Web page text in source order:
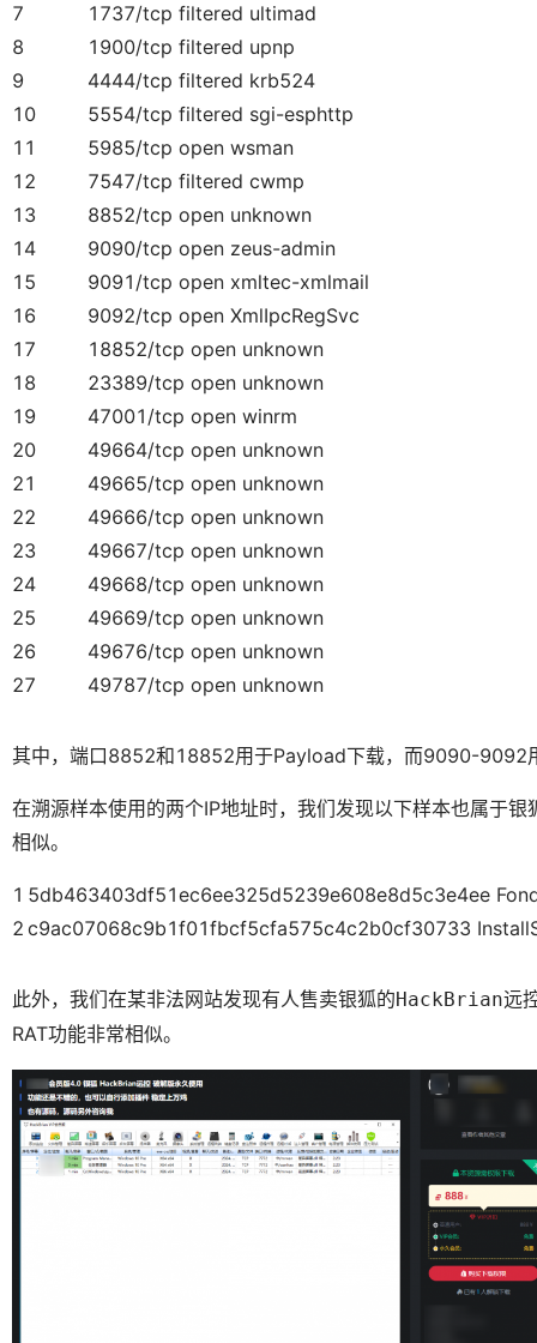
7
8
9
10
11
12
13
14
15
16
17
18
19
20
21
22
23
24
25
26
27
1737/tcp filtered ultimad
1900/tcp filtered upnp
4444/tcp filtered krb524
5554/tcp filtered sgi-esphttp
5985/tcp open wsman
7547/tcp filtered cwmp
8852/tcp open unknown
9090/tcp open zeus-admin
9091/tcp open xmltec-xmlmail
9092/tcp open XmlIpcRegSvc
18852/tcp open unknown
23389/tcp open unknown
47001/tcp open winrm
49664/tcp open unknown
49665/tcp open unknown
49666/tcp open unknown
49667/tcp open unknown
49668/tcp open unknown
49669/tcp open unknown
49676/tcp open unknown
49787/tcp open unknown
其中，端口8852和18852用于Payload下载，而9090-9092
在溯源样本使用的两个IP地址时，我们发现以下样本也属于
相似。
1
2
5db463403df51ec6ee325d5239e608e8d5c3e4ee
c9ac07068c9b1f01fbcf5cfa575c4c2b0cf30733
此外，我们在某非法网站发现有人售卖银狐的HackBrian远
RAT功能非常相似。